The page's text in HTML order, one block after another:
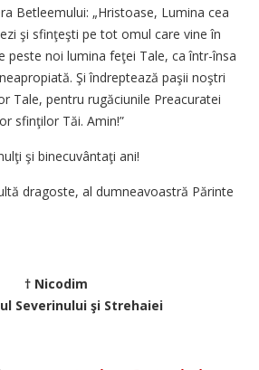
Betleemului: „Hristoase, Lumina cea
şi sfinţeşti pe tot omul care vine în
peste noi lumina feţei Tale, ca într-însa
Şi îndreptează paşii noştri
Tale, pentru rugăciunile Preacuratei
sfinţilor Tăi. Amin!”
şi binecuvântaţi ani!
dragoste, al dumneavoastră Părinte
† Nicodim
Severinului şi Strehaiei